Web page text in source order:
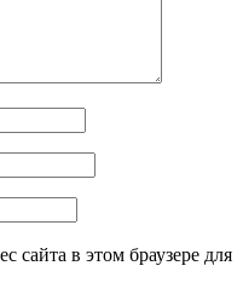
сайта в этом браузере для